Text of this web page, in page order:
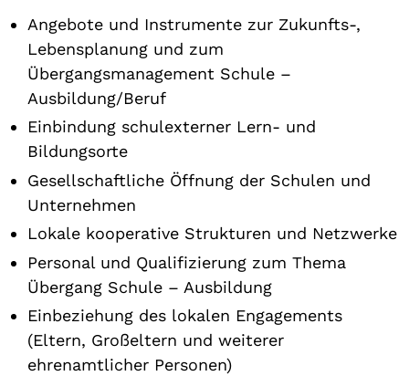
Angebote und Instrumente zur Zukunfts-,
Lebensplanung und zum
Übergangsmanagement Schule –
Ausbildung/Beruf
Einbindung schulexterner Lern- und
Bildungsorte
Gesellschaftliche Öffnung der Schulen und
Unternehmen
Lokale kooperative Strukturen und Netzwerke
Personal und Qualifizierung zum Thema
Übergang Schule – Ausbildung
Einbeziehung des lokalen Engagements
(Eltern, Großeltern und weiterer
ehrenamtlicher Personen)